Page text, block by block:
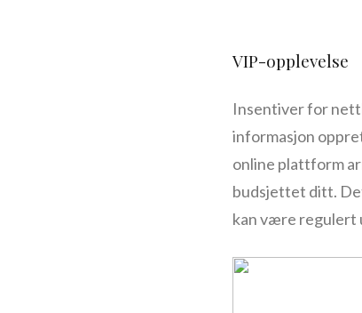
VIP-opplevelse
Insentiver for
informasjon
online plattform
budsjettet ditt.
kan være regulert